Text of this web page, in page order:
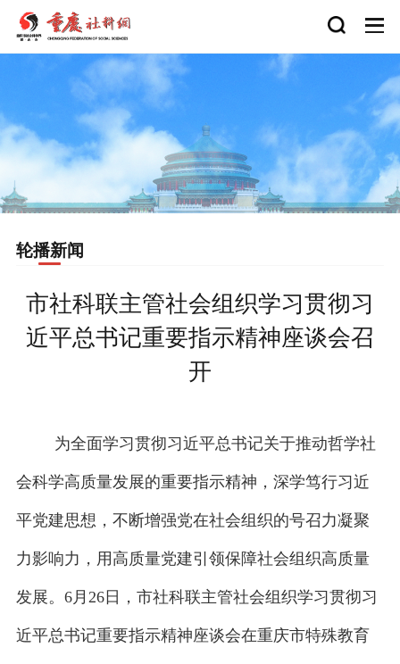
轮播新闻
市社科联主管社会组织学习贯彻习
近平总书记重要指示精神座谈会召
开
为全面学习贯彻习近平总书记关于推动哲学社
会科学高质量发展的重要指示精神，深学笃行习近
平党建思想，不断增强党在社会组织的号召力凝聚
力影响力，用高质量党建引领保障社会组织高质量
发展。6月26日，市社科联主管社会组织学习贯彻习
近平总书记重要指示精神座谈会在重庆市特殊教育